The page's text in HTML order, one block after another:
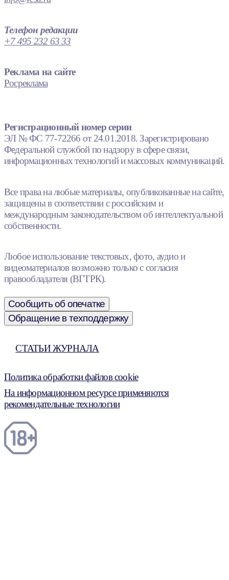
Телефон редакции
+7 495 232 63 33
Реклама на сайте
Росреклама
Регистрационный номер серии
ЭЛ № ФС 77-72266 от 24.01.2018. Зарегистрировано
Федеральной службой по надзору в сфере связи,
информационных технологий и массовых коммуникаций.
Все права на любые материалы, опубликованные на сайте,
защищены в соответствии с российским и
международным законодательством об интеллектуальной
собственности.
Любое использование текстовых, фото, аудио и
видеоматериалов возможно только с согласия
правообладателя (ВГТРК).
Сообщить об опечатке
Обращение в техподдержку
СТАТЬИ ЖУРНАЛА
Политика обработки файлов cookie
На информационном ресурсе применяются
рекомендательные технологии